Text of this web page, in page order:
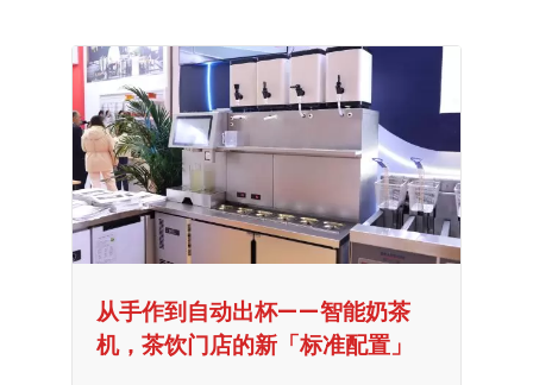
从手作到自动出杯——智能奶茶
机，茶饮门店的新「标准配置」